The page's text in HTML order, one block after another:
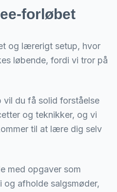
forløbet
og lærerigt setup, hvor
løbende, fordi vi tror på
du få solid forståelse
og teknikker, og vi
til at lære dig selv
med opgaver som
og afholde salgsmøder,